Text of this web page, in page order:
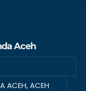
Aceh
ACEH, ACEH